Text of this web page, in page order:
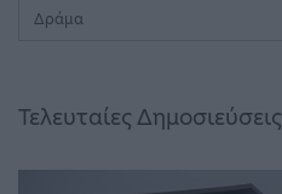
Τελευταίες Δημοσιεύσεις